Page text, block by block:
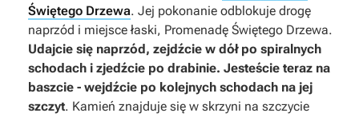
Świętego Drzewa. Jej pokonanie odblokuje drogę
naprzód i miejsce łaski, Promenadę Świętego Drzewa.
Udajcie się naprzód, zejdźcie w dół po spiralnych
schodach i zjedźcie po drabinie. Jesteście teraz na
baszcie - wejdźcie po kolejnych schodach na jej
szczyt. Kamień znajduje się w skrzyni na szczycie